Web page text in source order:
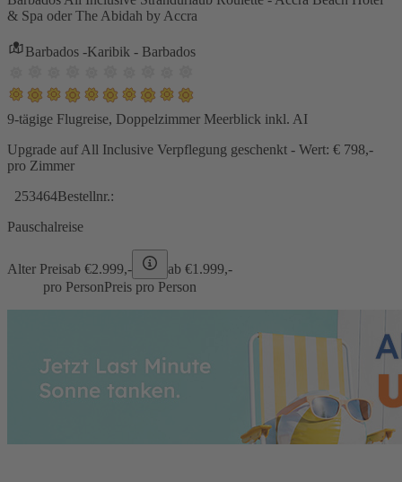
& Spa oder The Abidah by Accra
Barbados -Karibik - Barbados
9-tägige Flugreise, Doppelzimmer Meerblick inkl. AI
Upgrade auf All Inclusive Verpflegung geschenkt - Wert: € 798,-
pro Zimmer
253464Bestellnr.:
Pauschalreise
Alter Preisab €2.999,- ab €1.999,-
pro PersonPreis pro Person